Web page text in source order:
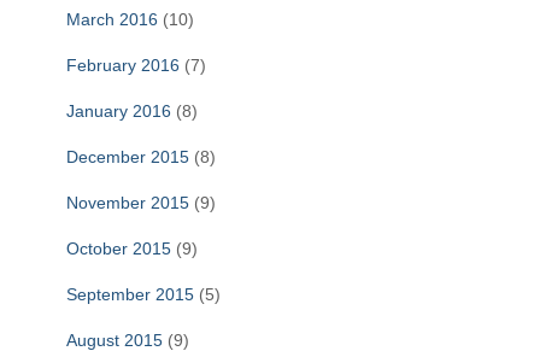
March 2016 (10)
February 2016 (7)
January 2016 (8)
December 2015 (8)
November 2015 (9)
October 2015 (9)
September 2015 (5)
August 2015 (9)